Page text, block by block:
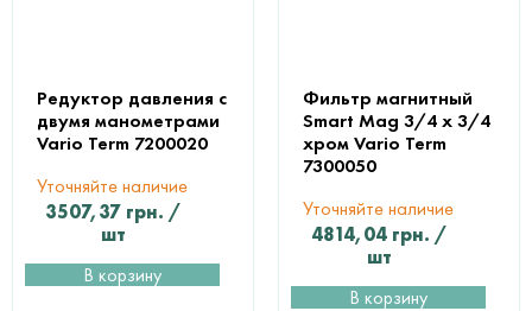
Редуктор давления с
двумя манометрами
Vario Term 7200020
Уточняйте наличие
3507,37 грн. /
шт
В корзину
Фильтр магнитный
Smart Mag 3/4 х 3/4
хром Vario Term
7300050
Уточняйте наличие
4814,04 грн. /
шт
В корзину